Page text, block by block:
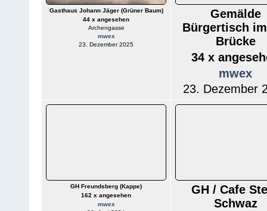
Gasthaus Johann Jäger (Grüner Baum)
44 x angesehen
Archengasse
mwex
23. Dezember 2025
Gemälde
Bürgertisch
Brücke
34 x
mwex
23. Dezember
GH Freundsberg (Kappe)
162 x angesehen
mwex
GH / Cafe
Schwaz